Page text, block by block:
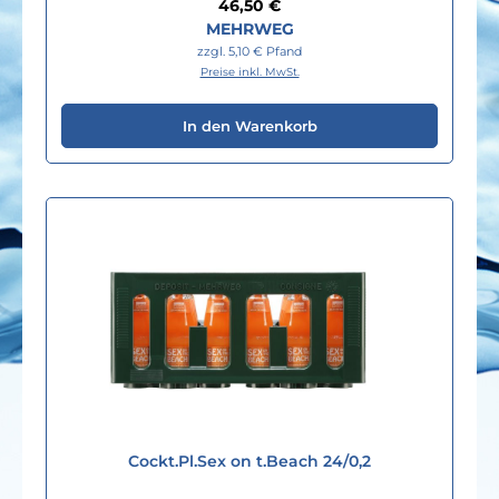
Regulärer Preis:
46,50 €
MEHRWEG
zzgl. 5,10 € Pfand
Preise inkl. MwSt.
In den Warenkorb
Cockt.Pl.Sex on t.Beach 24/0,2